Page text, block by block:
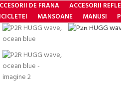
DE FRANA ACCESORII
MANSOANE MANUSIClick to